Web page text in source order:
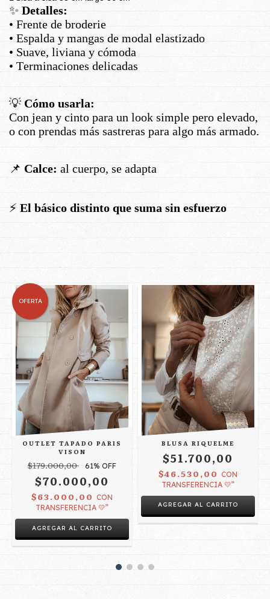
✨ Detalles:
• Frente de broderie
• Espalda y mangas de modal elastizado
• Suave, liviana y cómoda
• Terminaciones delicadas
💡 Cómo usarla:
Con jean y cinto para un look simple pero elevado,
o con prendas más sastreras para algo más armado.
📌 Calce: al cuerpo, se adapta
⚡ El básico distinto que suma sin esfuerzo
OFERTA
OUTLET TAPADO PARIS
VISON
$179.000,00 61% OFF
$70.000,00
$63.000,00 CON
TRANSFERENCIA 💛”
BLUSA RIQUELME
$51.700,00
$46.530,00 CON
TRANSFERENCIA 💛”
AGREGAR AL CARRITO